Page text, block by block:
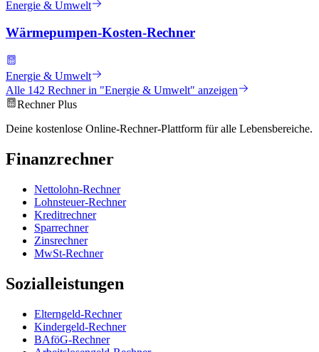
Energie & Umwelt
Wärmepumpen-Kosten-Rechner
Energie & Umwelt
Alle 142 Rechner in "Energie & Umwelt" anzeigen
Rechner Plus
Deine kostenlose Online-Rechner-Plattform für alle Lebensbereiche.
Finanzrechner
Nettolohn-Rechner
Lohnsteuer-Rechner
Kreditrechner
Sparrechner
Zinsrechner
MwSt-Rechner
Sozialleistungen
Elterngeld-Rechner
Kindergeld-Rechner
BAföG-Rechner